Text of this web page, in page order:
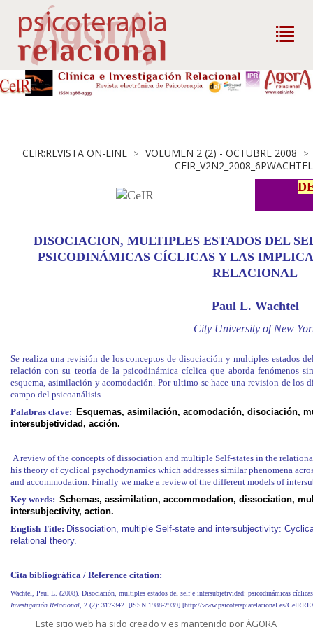
CEIR:REVISTA ON-LINE > VOLUMEN 2 (2) - OCTUBRE 2008 >
CEIR_V2N2_2008_6PWACHTEL
DISOCIACION, MULTIPLES ESTADOS DEL
PSICODINÁMICAS CÍCLICAS Y LAS
RELACIONAL
Paul L. Wachtel
City University of New
Se realiza una revisión de los conceptos de disociación y multiples estados
relación con su teoría de la psicodinámica cíclica que aborda fenómenos
esquema, asimilación y acomodación. Por ultimo se hace una revision de los
campo del psicoanálisis
Palabras clave: Esquemas, asimilación, acomodación, disociación,
intersubjetividad, acción.
A review of the concepts of dissociation and multiple Self-states in the
his theory of cyclical psychodynamics which addresses similar phenomena
and accommodation. Finally we make a review of the different models of
Key words: Schemas, assimilation, accommodation, dissociation,
intersubjectivity, action.
English Title: Dissociation, multiple Self-state and intersubjectivity:
relational theory.
Cita bibliográfica / Reference citation:
Wachtel, Paul L. (2008). Disociación, multiples estados del self e intersubjetividad: psicodinámicas
Investigación Relacional , 2 (2): 317-342. [ISSN 1988-2939] [http://www.psicoterapiarelacional.es/
Este sitio web ha sido creado y es mantenido por ÁGORA